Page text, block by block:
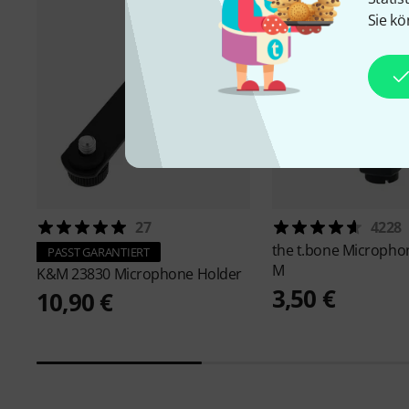
Sie
27
PASST GARANTIERT
K&M 23830 Microphone Holder
10,90 €
4228
the t.bone
M
3,50 €